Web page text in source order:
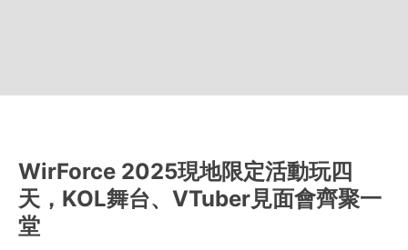
WirForce 2025現地限定活動玩四
天，KOL舞台、VTuber見面會齊聚一
堂